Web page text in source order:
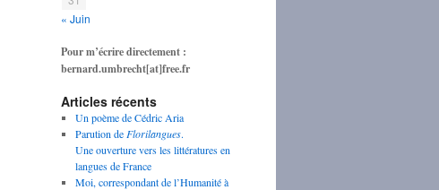
« Juin
Pour m’écrire directement :
bernard.umbrecht[at]free.fr
Articles récents
Un poème de Cédric Aria
Parution de Florilangues.
Une ouverture vers les littératures en
langues de France
Moi, correspondant de l’Humanité à